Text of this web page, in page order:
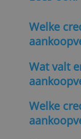
risico
een
totale
De
en de